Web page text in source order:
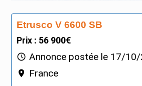
Etrusco V 6600 SB
Prix : 56 900€
Annonce postée le 17/10/
France